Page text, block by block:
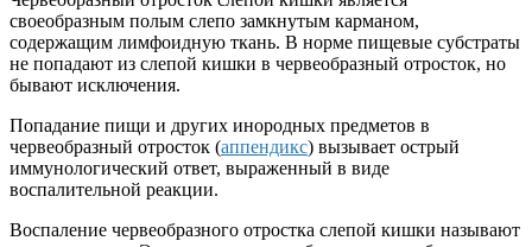
своеобразным полым слепо замкнутым карманом,
содержащим лимфоидную ткань. В норме пищевые субстраты
не попадают из слепой кишки в червеобразный отросток, но
бывают исключения.
Попадание пищи и других инородных предметов в
червеобразный отросток (аппендикс) вызывает острый
иммунологический ответ, выраженный в виде
воспалительной реакции.
Воспаление червеобразного отростка слепой кишки называют